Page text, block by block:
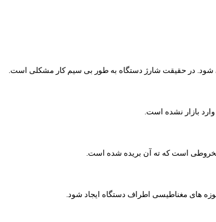
شود. در حقیقت شارژ دستگاه به طور بی سیم کار مشکلی است.
مخروطی است که ته آن بریده شده است.
های مغناطیسی اطراف دستگاه ایجاد شود.